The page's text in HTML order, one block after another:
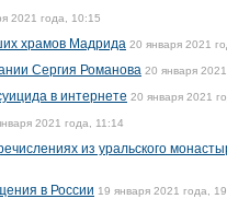
2021 года, 10:15
храмов Мадрида 20 января 2021
Сергия Романова 20 января
в интернете 20 января 2021
2021 года, 11:14
из уральского
в России 19 января 2021 года,